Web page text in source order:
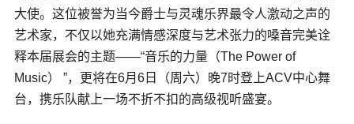
大使。这位被誉为当今爵士与灵魂乐界最令人激动之声的
艺术家，不仅以她充满情感深度与艺术张力的嗓音完美诠
释本届展会的主题——“音乐的力量（The Power of
Music） ”，更将在6月6日（周六）晚7时登上ACV中心舞
台，携乐队献上一场不折不扣的高级视听盛宴。